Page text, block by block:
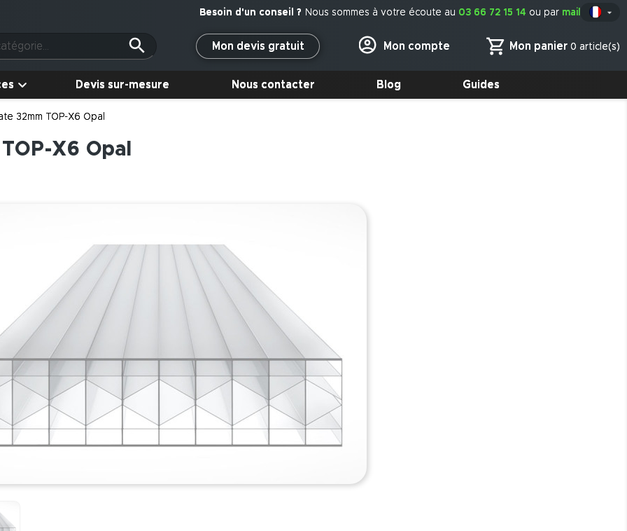

Nous sommes à votre écoute au 03 66 72 15 14 ou par mail
Mon panier 0 article(s)
Mon compte
Mon devis gratuit
Devis sur-mesure Nous contacter Blog Guides
32mm TOP-X6 Opal
X6 Opal